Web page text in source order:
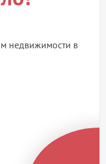
недвижимости в